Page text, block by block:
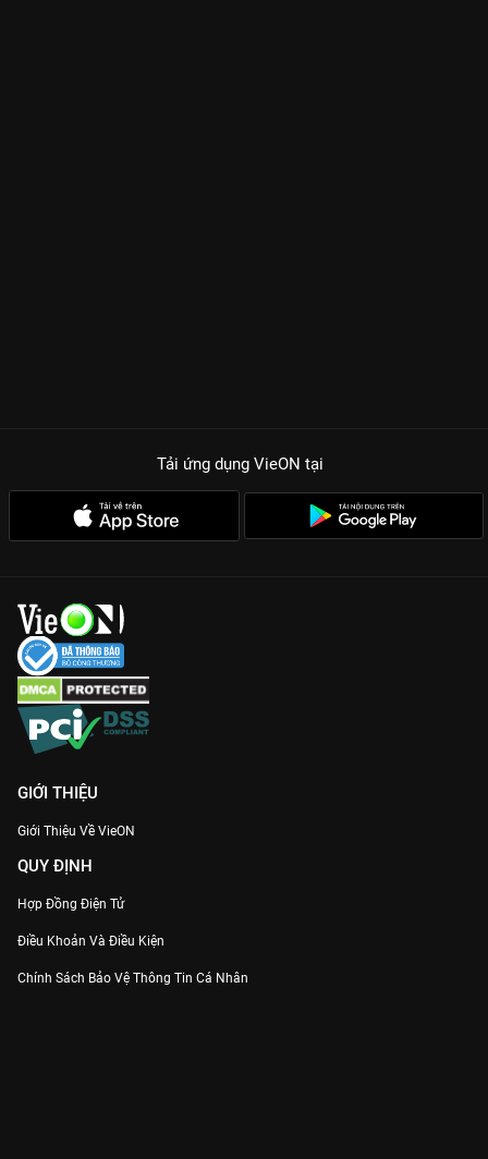
Tải ứng dụng VieON tại
GIỚI THIỆU
Giới Thiệu Về VieON
QUY ĐỊNH
Hợp Đồng Điện Tử
Điều Khoản Và Điều Kiện
Chính Sách Bảo Vệ Thông Tin Cá Nhân